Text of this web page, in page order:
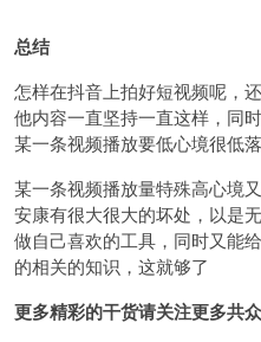
总结
怎样在抖音上拍好短视频呢，
他内容一直坚持一直这样，同
某一条视频播放要低心境很低落
某一条视频播放量特殊高心境
安康有很大很大的坏处，以是
做自己喜欢的工具，同时又能
的相关的知识，这就够了
更多精彩的干货请关注更多共